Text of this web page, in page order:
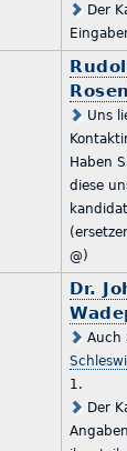
Der
Uns
Haben
diese
@)
Dr.
Auch
1.
Der